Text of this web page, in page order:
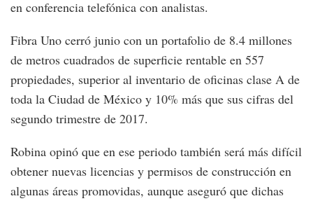
en conferencia telefónica con analistas.
Fibra Uno cerró junio con un portafolio de 8.4 millones
de metros cuadrados de superficie rentable en 557
propiedades, superior al inventario de oficinas clase A de
toda la Ciudad de México y 10% más que sus cifras del
segundo trimestre de 2017.
Robina opinó que en ese periodo también será más difícil
obtener nuevas licencias y permisos de construcción en
algunas áreas promovidas, aunque aseguró que dichas